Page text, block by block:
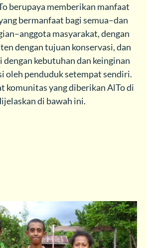
berupaya memberikan manfaat
bermanfaat bagi semua–dan
masyarakat, dengan
dengan tujuan konservasi, dan
kebutuhan dan keinginan
oleh penduduk setempat sendiri.
komunitas yang diberikan AlTo di
di bawah ini.